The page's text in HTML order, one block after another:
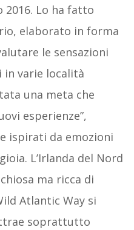
2016. Lo ha fatto
elaborato in forma
le sensazioni
in varie località
una meta che
esperienze”,
ispirati da emozioni
L’Irlanda del Nord
ma ricca di
Atlantic Way si
soprattutto